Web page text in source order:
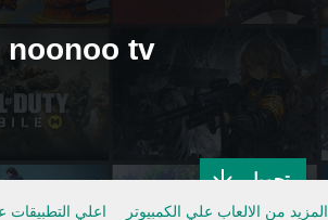
تحميل
اعلي التطبيقات المزيد من الالعاب علي الكمبيوتر